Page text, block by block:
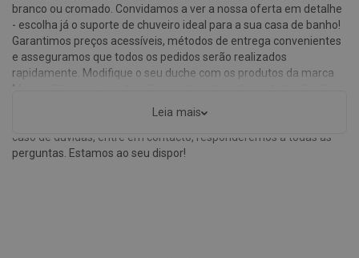
branco ou cromado. Convidamos a ver a nossa oferta em detalhe
- escolha já o suporte de chuveiro ideal para a sua casa de banho!
Garantimos preços acessíveis, métodos de entrega convenientes
e asseguramos que todos os pedidos serão realizados
rapidamente. Modifique o seu duche com os produtos da marca
Mexen. Dê a si e à sua família uma boa dose de conforto. Confira o
nosso suporte de ponto ou escolha a variante de varão para que o
caso de dúvidas, entre em contacto, responderemos a todas as
perguntas. Estamos ao seu dispor!
Leia mais